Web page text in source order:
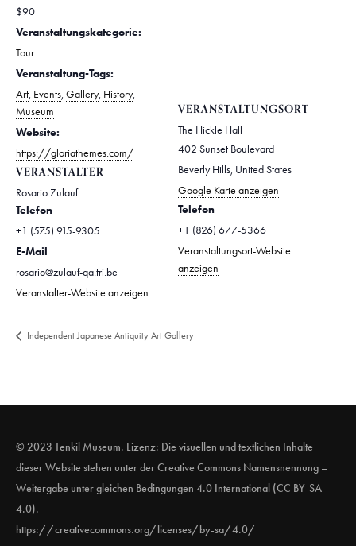
$90
Veranstaltungskategorie:
Tour
Veranstaltung-Tags:
Art, Events, Gallery, History,
Museum
Website:
https://gloriathemes.com/
VERANSTALTER
Rosario Zulauf
Telefon
+1 (575) 915-9305
E-Mail
rosario@zulauf-qa.tri.be
Veranstalter-Website anzeigen
VERANSTALTUNGSORT
The Hickle Hall
402 Sunset Boulevard
Beverly Hills, United States
Google Karte anzeigen
Telefon
+1 (826) 677-5366
Veranstaltungsort-Website
anzeigen
Independent Japanese Antiquity Art Gallery
© 2023 Tenkil Museum. Lizenz: Die visuellen und textlichen Inhalte
dieser Website stehen unter der Creative Commons Namensnennung –
Weitergabe unter gleichen Bedingungen 4.0 International (CC BY-SA
4.0).
https://creativecommons.org/licenses/by-sa/4.0/